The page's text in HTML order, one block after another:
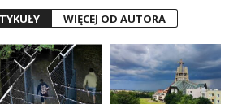
WIĘCEJ OD AUTORA